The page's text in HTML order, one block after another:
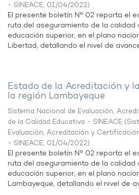
- SINEACE, 01/04/2022)
El presente boletín N° 02 reporta el
ruta del aseguramiento de la calidad
educación superior, en el plano
Libertad, detallando el nivel de
Estado de la Acreditación y
la región Lambayeque
Sistema Nacional de Evaluación,
de la Calidad Educativa - SINEACE (
Evaluación, Acreditación y
- SINEACE, 01/04/2022)
El presente boletín N° 02 reporta el
ruta del aseguramiento de la calidad
educación superior, en el plano
Lambayeque, detallando el nivel de